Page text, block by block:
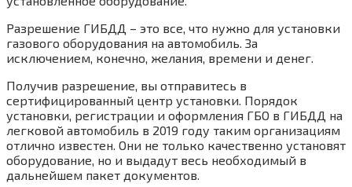
Разрешение ГИБДД – это все, что нужно для установки
газового оборудования на автомобиль. За
исключением, конечно, желания, времени и денег.
Получив разрешение, вы отправитесь в
сертифицированный центр установки. Порядок
установки, регистрации и оформления ГБО в ГИБДД на
легковой автомобиль в 2019 году таким организациям
отлично известен. Они не только качественно установят
оборудование, но и выдадут весь необходимый в
дальнейшем пакет документов.